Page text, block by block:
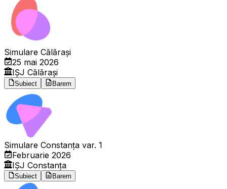
Simulare Călărași
25 mai 2026
IȘJ Călărași
Subiect Barem
Simulare Constanța var. 1
Februarie 2026
IȘJ Constanța
Subiect Barem